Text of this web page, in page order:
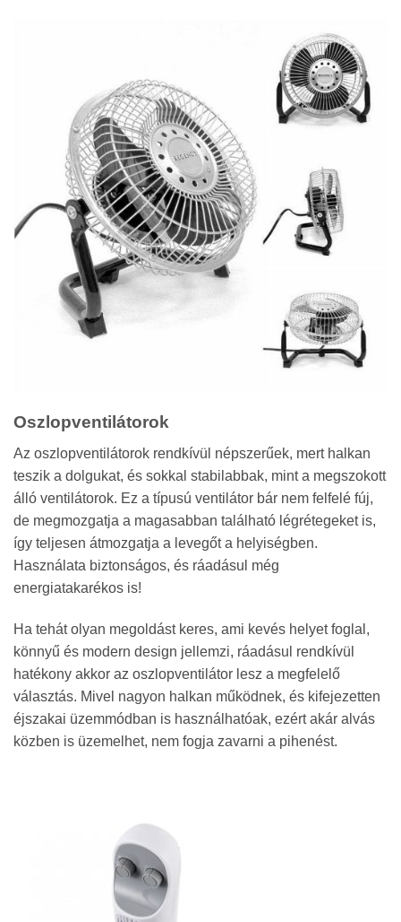
Oszlopventilátorok
Az oszlopventilátorok rendkívül népszerűek, mert halkan
teszik a dolgukat, és sokkal stabilabbak, mint a megszokott
álló ventilátorok. Ez a típusú ventilátor bár nem felfelé fúj,
de megmozgatja a magasabban található légrétegeket is,
így teljesen átmozgatja a levegőt a helyiségben.
Használata biztonságos, és ráadásul még
energiatakarékos is!
Ha tehát olyan megoldást keres, ami kevés helyet foglal,
könnyű és modern design jellemzi, ráadásul rendkívül
hatékony akkor az oszlopventilátor lesz a megfelelő
választás. Mivel nagyon halkan működnek, és kifejezetten
éjszakai üzemmódban is használhatóak, ezért akár alvás
közben is üzemelhet, nem fogja zavarni a pihenést.